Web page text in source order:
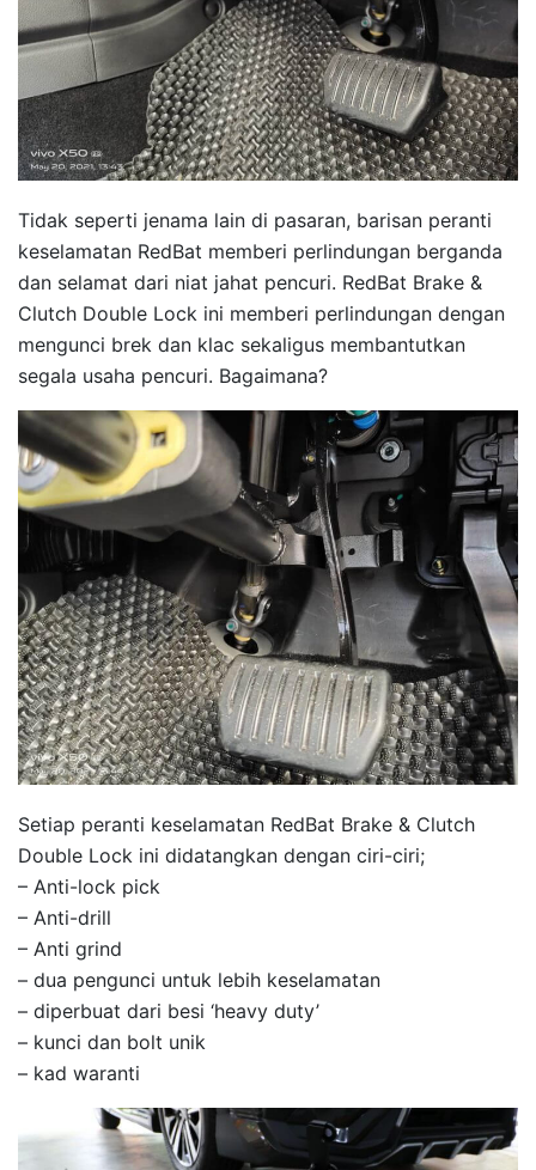
Tidak seperti jenama lain di pasaran, barisan peranti
keselamatan RedBat memberi perlindungan berganda
dan selamat dari niat jahat pencuri. RedBat Brake &
Clutch Double Lock ini memberi perlindungan dengan
mengunci brek dan klac sekaligus membantutkan
segala usaha pencuri. Bagaimana?
Setiap peranti keselamatan RedBat Brake & Clutch
Double Lock ini didatangkan dengan ciri-ciri;
– Anti-lock pick
– Anti-drill
– Anti grind
– dua pengunci untuk lebih keselamatan
– diperbuat dari besi ‘heavy duty’
– kunci dan bolt unik
– kad waranti